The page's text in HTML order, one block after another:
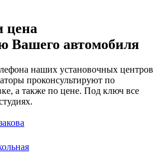
цена
Вашего автомобиля
наших установочных центров
проконсультируют по
а также по цене. Под ключ все